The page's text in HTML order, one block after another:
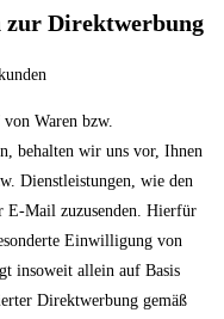
zur Direktwerbung
Waren bzw.
behalten wir uns vor, Ihnen
Dienstleistungen, wie den
E-Mail zuzusenden. Hierfür
Einwilligung von
insoweit allein auf Basis
Direktwerbung gemäß